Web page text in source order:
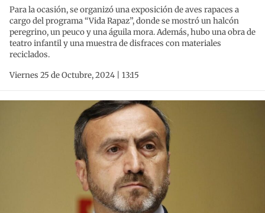
Para la ocasión, se organizó una exposición de aves rapaces a
cargo del programa “Vida Rapaz”, donde se mostró un halcón
peregrino, un peuco y una águila mora. Además, hubo una obra de
teatro infantil y una muestra de disfraces con materiales
reciclados.
Viernes 25 de Octubre, 2024 | 13:15